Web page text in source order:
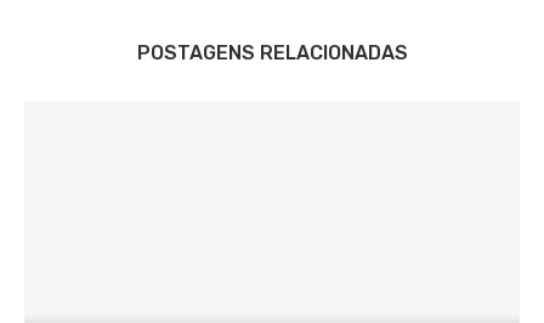
POSTAGENS RELACIONADAS